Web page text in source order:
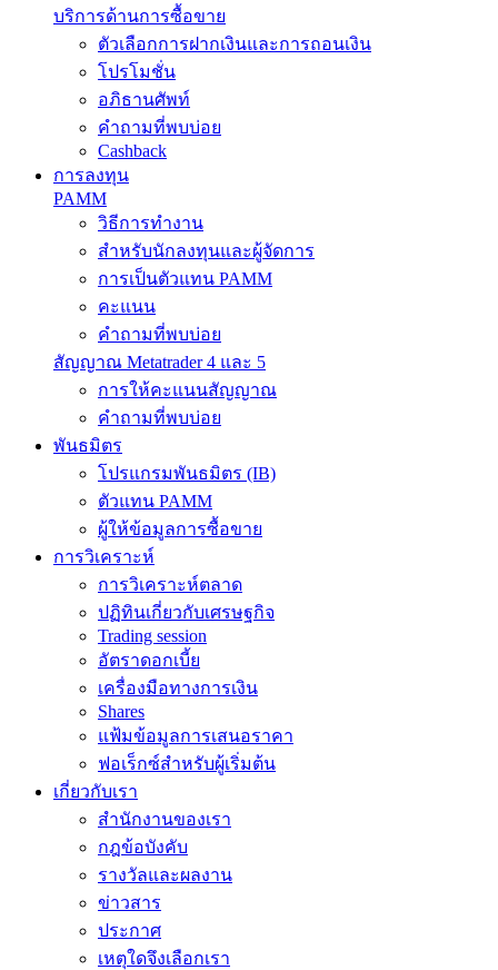
บริการด้านการซื้อขาย
ตัวเลือกการฝากเงินและการถอนเงิน
โปรโมชั่น
อภิธานศัพท์
คำถามที่พบบ่อย
Cashback
การลงทุน
PAMM
วิธีการทำงาน
สำหรับนักลงทุนและผู้จัดการ
การเป็นตัวแทน PAMM
คะแนน
คำถามที่พบบ่อย
สัญญาณ Metatrader 4 และ 5
การให้คะแนนสัญญาณ
คำถามที่พบบ่อย
พันธมิตร
โปรแกรมพันธมิตร (IB)
ตัวแทน PAMM
ผู้ให้ข้อมูลการซื้อขาย
การวิเคราะห์
การวิเคราะห์ตลาด
ปฏิทินเกี่ยวกับเศรษฐกิจ
Trading session
อัตราดอกเบี้ย
เครื่องมือทางการเงิน
Shares
แฟ้มข้อมูลการเสนอราคา
ฟอเร็กซ์สำหรับผู้เริ่มต้น
เกี่ยวกับเรา
สำนักงานของเรา
กฎข้อบังคับ
รางวัลและผลงาน
ข่าวสาร
ประกาศ
เหตุใดจึงเลือกเรา